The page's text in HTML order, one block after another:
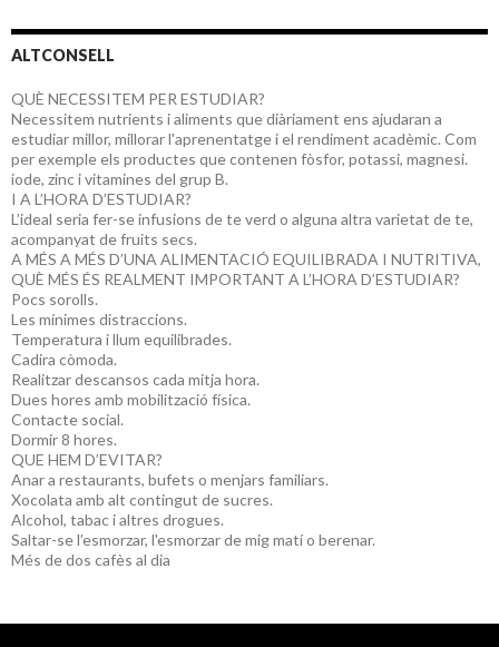
e
b
o
o
k
itt
er
ai h
o
M
ai
l
at
A
p
p
m
te
ix
ALTCONSELL
QUÈ NECESSITEM PER ESTUDIAR?
Necessitem nutrients i aliments que diàriament ens ajudaran a
estudiar millor, millorar l'aprenentatge i el rendiment acadèmic. Com
per exemple els productes que contenen fòsfor, potassi, magnesi.
iode, zinc i vitamines del grup B.
I A L’HORA D’ESTUDIAR?
L’ideal seria fer-se infusions de te verd o alguna altra varietat de te,
acompanyat de fruits secs.
A MÉS A MÉS D’UNA ALIMENTACIÓ EQUILIBRADA I NUTRITIVA,
QUÈ MÉS ÉS REALMENT IMPORTANT A L’HORA D’ESTUDIAR?
Pocs sorolls.
Les mínimes distraccions.
Temperatura i llum equilibrades.
Cadira còmoda.
Realitzar descansos cada mitja hora.
Dues hores amb mobilització física.
Contacte social.
Dormir 8 hores.
QUE HEM D’EVITAR?
Anar a restaurants, bufets o menjars familiars.
Xocolata amb alt contingut de sucres.
Alcohol, tabac i altres drogues.
Saltar-se l’esmorzar, l'esmorzar de mig matí o berenar.
Més de dos cafès al dia